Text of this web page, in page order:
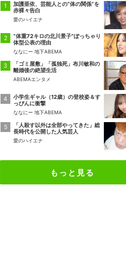
加護亜依、芸能人との“体の関係”を
赤裸々告白
愛のハイエナ
“体重72キロの北川景子”ぽっちゃり
体型公表の理由
ななにー 地下ABEMA
「ゴミ屋敷」「孤独死」布川敏和の
離婚後の絶望生活
ABEMAエンタメ
小学生ギャル（12歳）の登校姿＆す
っぴんに衝撃
ななにー 地下ABEMA
「人殺す以外は全部やってきた」総
長時代を公開した人気芸人
愛のハイエナ
もっと見る